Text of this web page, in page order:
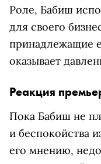
Роле, Бабиш
для своего
принадлежащие
оказывает
Реакция
Пока Бабиш не
и беспокойства
его мнению,